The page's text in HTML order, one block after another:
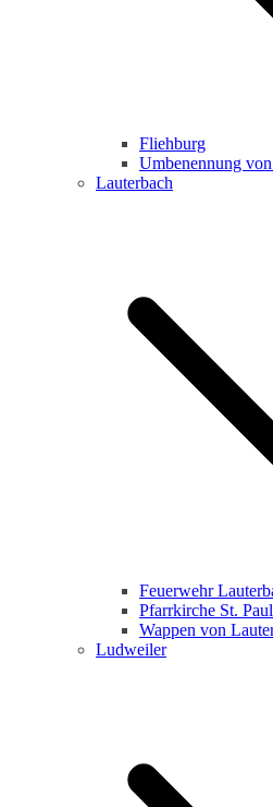
Fliehburg
Umbenennung
Lauterbach
Feuerwehr
Pfarrkirche St.
Wappen von
Ludweiler